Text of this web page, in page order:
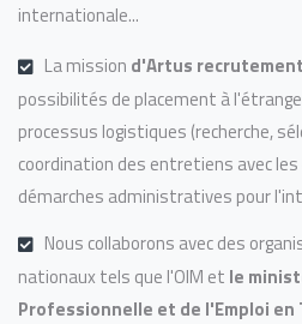
internationale...
La mission d'Artus recrutement
possibilités de placement à
processus logistiques (recherche,
coordination des entretiens avec
démarches administratives pour
Nous collaborons avec des
nationaux tels que l'OIM et le
Professionnelle et de l'Emploi en